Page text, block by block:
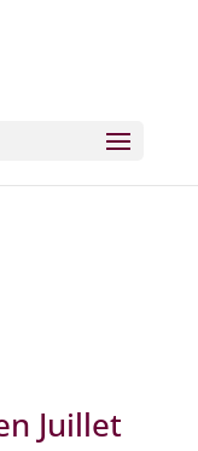
already defined in
Juillet